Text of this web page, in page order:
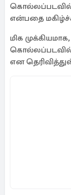
என்பதை
மிக
என